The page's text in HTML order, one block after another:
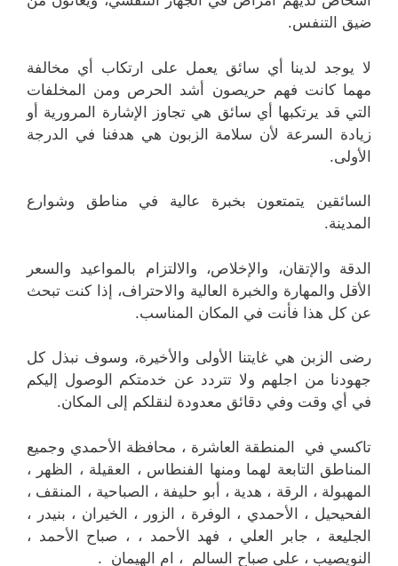
ضيق التنفس.
لا يوجد لدينا أي سائق يعمل على ارتكاب أي مخالفة
مهما كانت فهم حريصون أشد الحرص ومن المخلفات
التي قد يرتكبها أي سائق هي تجاوز الإشارة المرورية أو
زيادة السرعة لأن سلامة الزبون هي هدفنا في الدرجة
الأولى.
السائقين يتمتعون بخبرة عالية في مناطق وشوارع
المدينة.
الدقة والإتقان، والإخلاص، والالتزام بالمواعيد والسعر
الأقل والمهارة والخبرة العالية والاحتراف، إذا كنت تبحث
عن كل هذا فأنت في المكان المناسب.
رضى الزبن هي غايتنا الأولى والأخيرة، وسوف نبذل كل
جهودنا من اجلهم ولا تتردد عن خدمتكم الوصول إليكم
في أي وقت وفي دقائق معدودة لنقلكم إلى المكان.
تاكسي في المنطقة العاشرة ، محافظة الأحمدي وجميع
المناطق التابعة لهما ومنها الفنطاس ، العقيلة ، الظهر ،
المهبولة ، الرقة ، هدية ، أبو حليفة ، الصباحية ، المنقف ،
الفحيحيل ، الأحمدي ، الوفرة ، الزور ، الخيران ، بنيدر ،
الجليعة ، جابر العلي ، فهد الأحمد ، ، صباح الأحمد ،
النويصيب ، علي صباح السالم ، ام الهيمان .